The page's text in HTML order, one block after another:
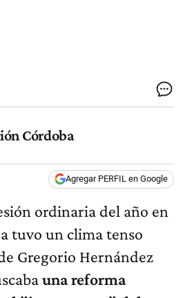
Córdoba
Agregar PERFIL en Google
ordinaria del año en
tuvo un clima tenso
Gregorio Hernández
una reforma